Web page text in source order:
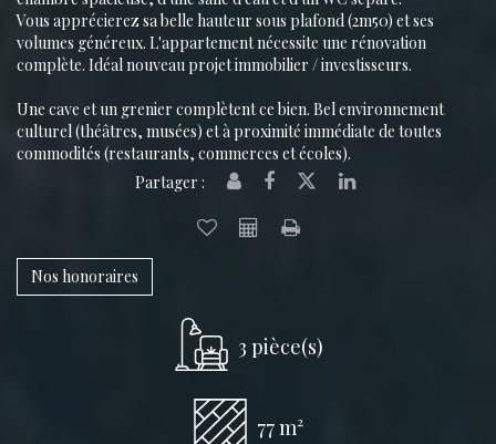
Vous apprécierez sa belle hauteur sous plafond (2m50) et ses
volumes généreux. L'appartement nécessite une rénovation
complète. Idéal nouveau projet immobilier / investisseurs.
Une cave et un grenier complètent ce bien. Bel environnement
culturel (théâtres, musées) et à proximité immédiate de toutes
commodités (restaurants, commerces et écoles).
Partager :
Nos honoraires
3 pièce(s)
77 m²